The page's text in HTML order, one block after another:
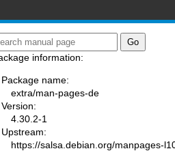
information:
Package name:
extra/man-pages-de
Version:
4.30.2-1
Upstream:
https://salsa.debian.org/manpages-